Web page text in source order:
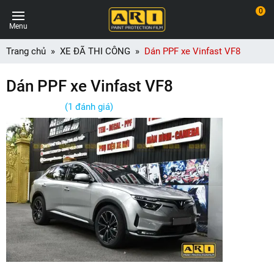
Menu
0
Trang chủ XE ĐÃ THI CÔNG Dán PPF xe Vinfast VF8
Dán PPF xe Vinfast VF8
(1 đánh giá)